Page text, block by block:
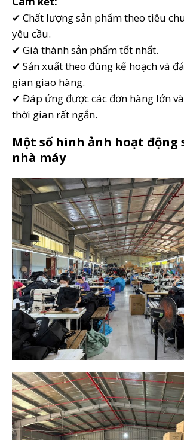
✔ Chất lượng sản phẩm theo tiêu
yêu cầu.
✔ Giá thành sản phẩm tốt nhất.
✔ Sản xuất theo đúng kế hoạch và
gian giao hàng.
✔ Đáp ứng được các đơn hàng lớn
thời gian rất ngắn.
Một số hình ảnh hoạt động
nhà máy